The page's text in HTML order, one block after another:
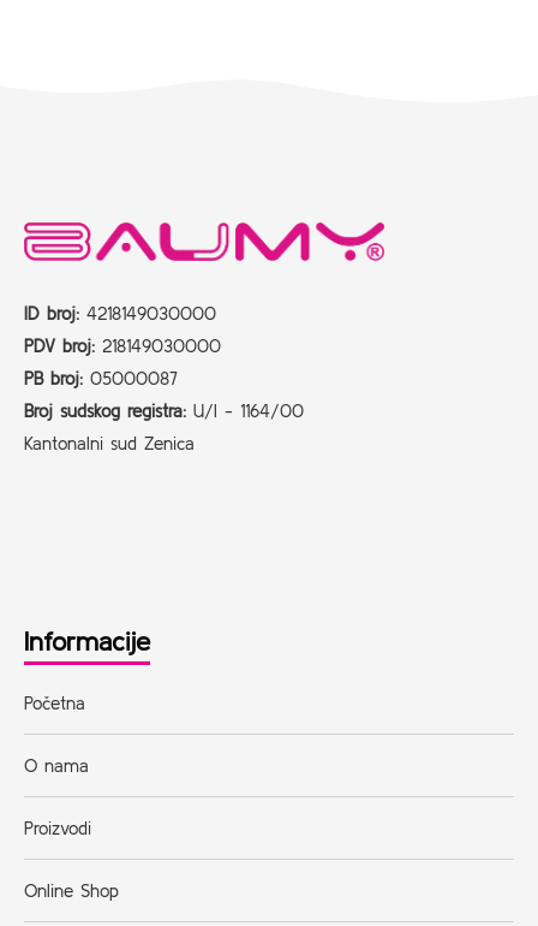
ID broj: 4218149030000
PDV broj: 218149030000
PB broj: 05000087
Broj sudskog registra: U/I - 1164/00
Kantonalni sud Zenica
Informacije
Početna
O nama
Proizvodi
Online Shop